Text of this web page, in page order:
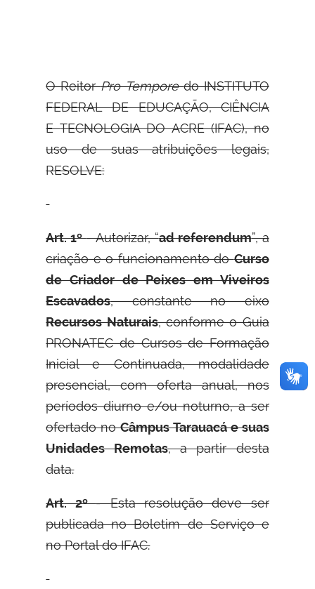
O ReitorPro Temporedo INSTITUTO
FEDERAL DE EDUCAÇÃO, CIÊNCIA
ETECNOLOGIA DO ACRE (IFAC), no
uso de suas atribuições legais,
RESOLVE:
Art. 1º- Autorizar, “ad referendum”, a
criação e o funcionamento doCurso
de Criador de Peixes em Viveiros
Escavados, constante no eixo
Recursos Naturais, conforme o Guia
PRONATEC de Cursos de Formação
Inicial e Continuada, modalidade
presencial, com oferta anual, nos
períodos diurno e/ou noturno, a ser
ofertado noCâmpus Tarauacá e suas
Unidades Remotas, a partir desta
data.
Art. 2º- Esta resolução deve ser
publicada no Boletim de Serviço e
no Portal do IFAC.